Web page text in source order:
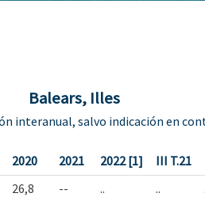
Balears, Illes
interanual, salvo indicación en
2020 2021 2022 [1] III T.21
26,8 -- .. ..